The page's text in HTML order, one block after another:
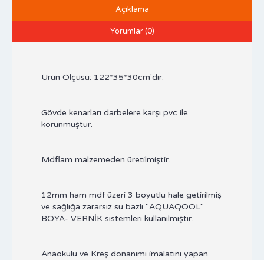
Açıklama
Yorumlar (0)
Ürün Ölçüsü: 122*35*30cm'dir.
Gövde kenarları darbelere karşı pvc ile
korunmuştur.
Mdflam malzemeden üretilmiştir.
12mm ham mdf üzeri 3 boyutlu hale getirilmiş
ve sağlığa zararsız su bazlı "AQUAQOOL"
BOYA- VERNİK sistemleri kullanılmıştır.
Anaokulu ve Kreş donanımı imalatını yapan